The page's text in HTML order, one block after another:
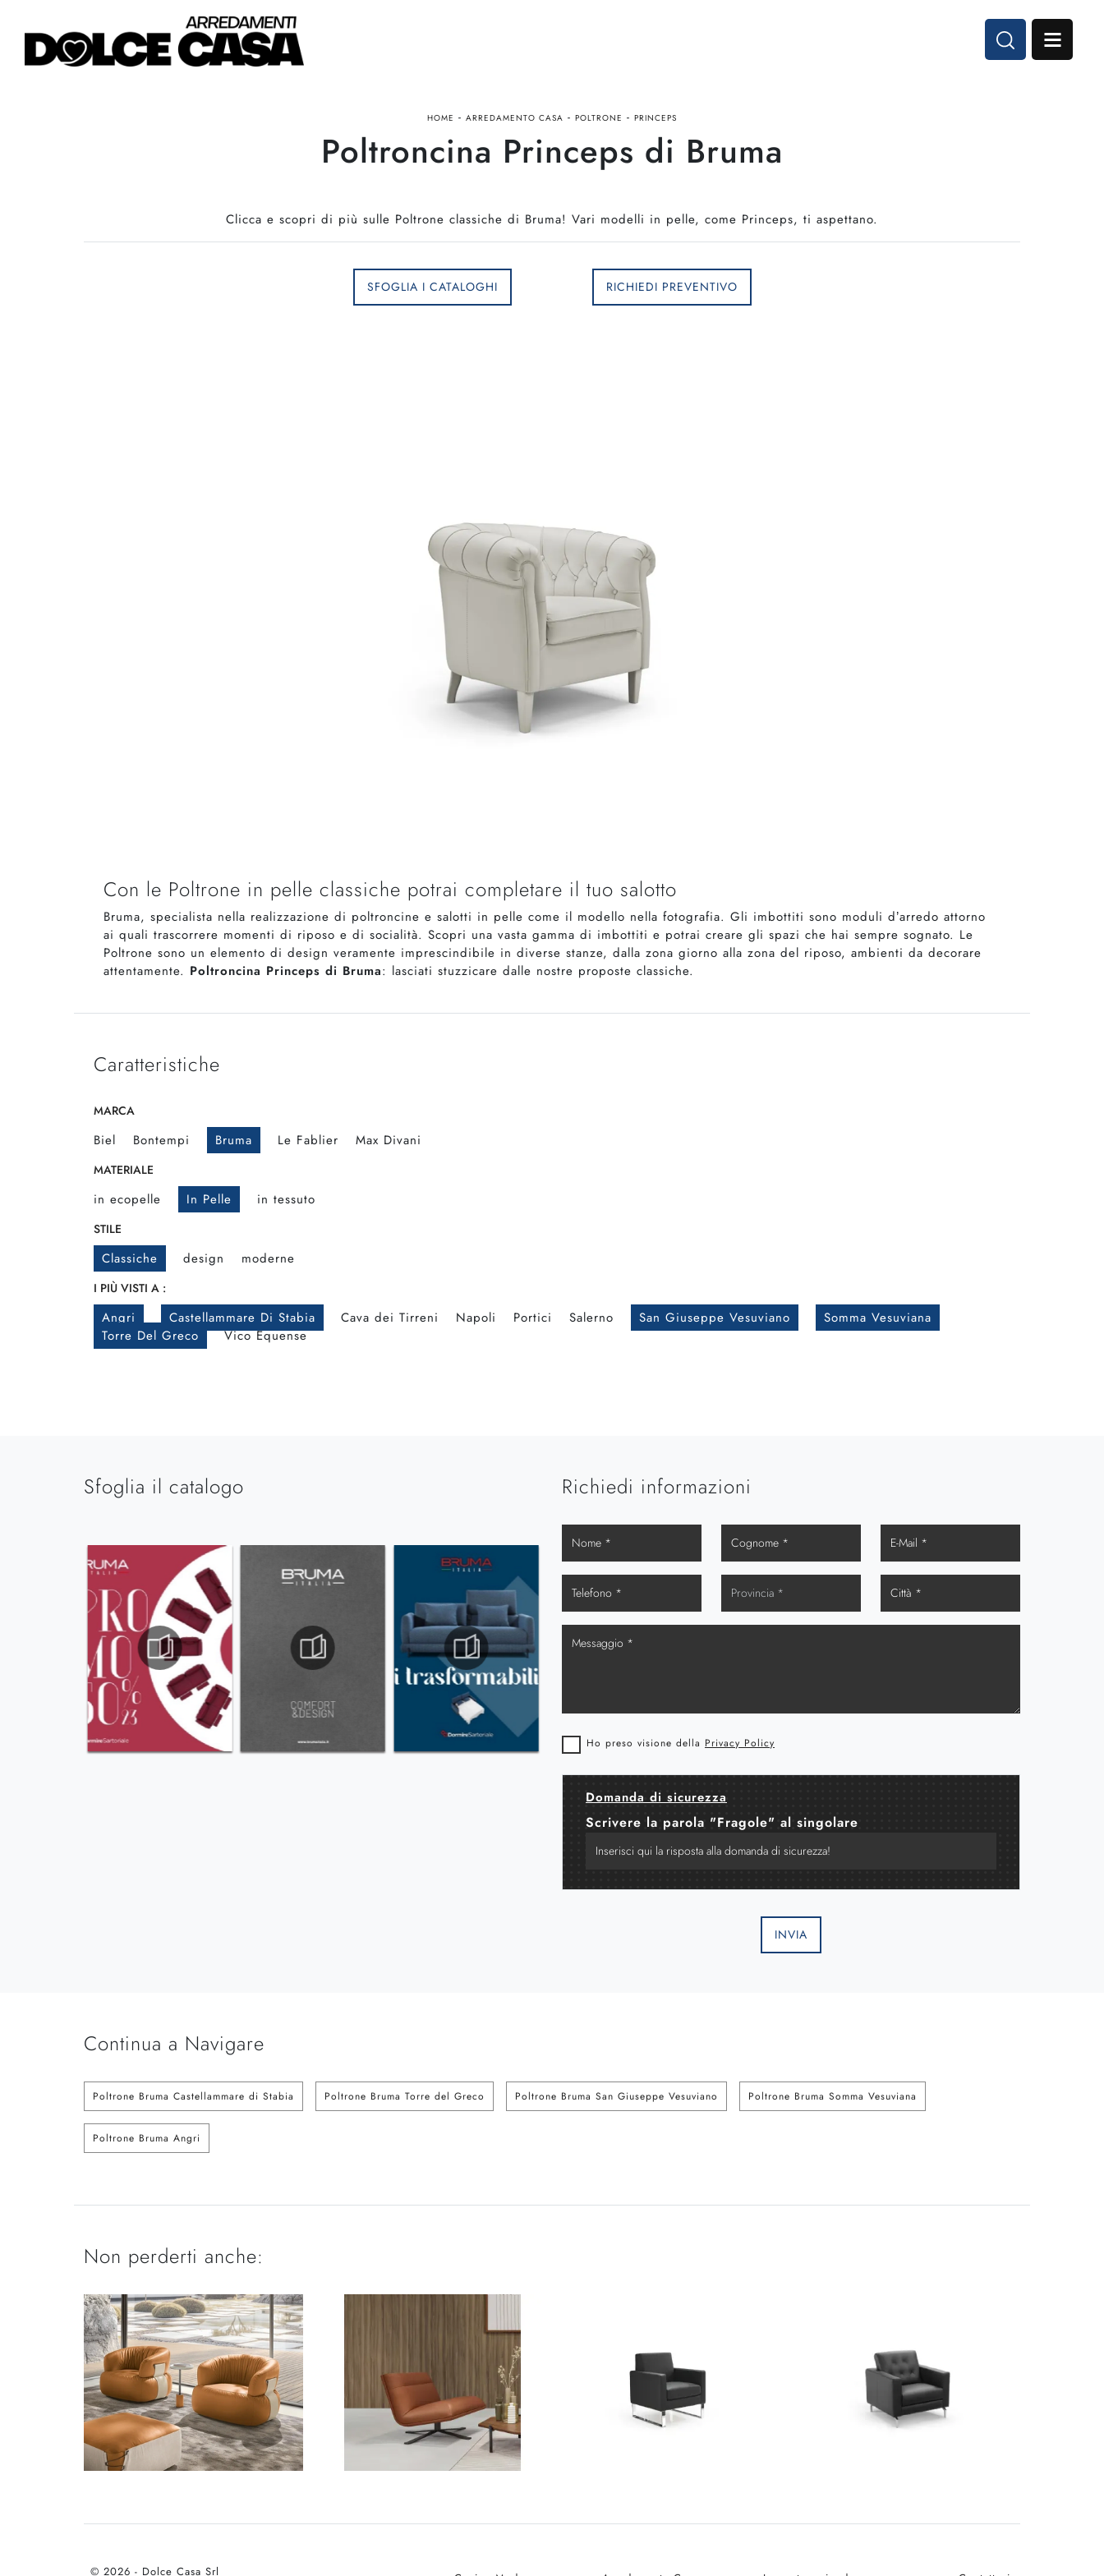
HOME - ARREDAMENTO CASA - POLTRONE - PRINCEPS
Poltroncina Princeps di Bruma
Clicca e scopri di più sulle Poltrone classiche di Bruma! Vari modelli in pelle, come Princeps, ti aspettano.
SFOGLIA I CATALOGHI RICHIEDI PREVENTIVO
Con le Poltrone in pelle classiche potrai completare il tuo salotto
Bruma, specialista nella realizzazione di poltroncine e salotti in pelle come il modello nella fotografia. Gli imbottiti sono moduli d’arredo attorno
ai quali trascorrere momenti di riposo e di socialità. Scopri una vasta gamma di imbottiti e potrai creare gli spazi che hai sempre sognato. Le
Poltrone sono un elemento di design veramente imprescindibile in diverse stanze, dalla zona giorno alla zona del riposo, ambienti da decorare
attentamente. Poltroncina Princeps di Bruma: lasciati stuzzicare dalle nostre proposte classiche.
Caratteristiche
MARCA
Biel Bontempi Bruma Le Fablier Max Divani
MATERIALE
in ecopelle In Pelle in tessuto
STILE
Classiche design moderne
I PIÙ VISTI A :
Angri Castellammare Di Stabia Cava dei Tirreni Napoli Portici Salerno San Giuseppe Vesuviano
Somma Vesuviana
Torre Del Greco
Vico Equense
Sfoglia il catalogo Richiedi informazioni
Ho preso visione della Privacy Policy
Domanda di sicurezza
Scrivere la parola "Fragole" al singolare
INVIA
Continua a Navigare
Poltrone Bruma Castellammare di Stabia Poltrone Bruma Torre del Greco Poltrone Bruma San Giuseppe Vesuviano Poltrone Bruma Somma Vesuviana
Poltrone Bruma Angri
Non perderti anche:
© 2026 - Dolce Casa Srl